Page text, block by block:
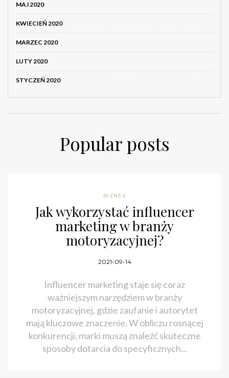
MAJ 2020
KWIECIEŃ 2020
MARZEC 2020
LUTY 2020
STYCZEŃ 2020
Popular posts
BIZNES
Jak wykorzystać influencer
marketing w branży
motoryzacyjnej?
2021-09-14
Influencer marketing staje się coraz
ważniejszym narzędziem w branży
motoryzacyjnej, gdzie zaufanie i autorytet
mają kluczowe znaczenie. W obliczu rosnącej
konkurencji, marki muszą znaleźć skuteczne
sposoby dotarcia do specyficznych...